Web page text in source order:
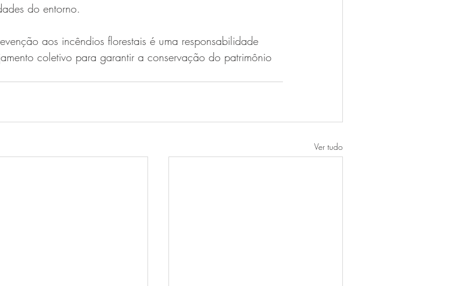
do entorno.
aos incêndios florestais é uma responsabilidade
coletivo para garantir a conservação do patrimônio
Ver tudo